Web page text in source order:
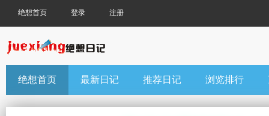
绝想首页 登录 注册
绝想首页 最新日记 推荐日记 浏览排行